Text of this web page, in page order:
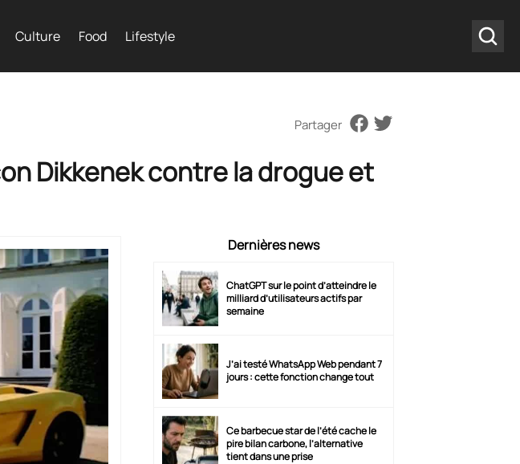
Culture Food Lifestyle
Partager
Dikkenek contre la drogue et
Dernières news
ChatGPT sur le point d’atteindre le
milliard d’utilisateurs actifs par
semaine
J’ai testé WhatsApp Web pendant 7
jours : cette fonction change tout
Ce barbecue star de l’été cache le
pire bilan carbone, l’alternative
tient dans une prise